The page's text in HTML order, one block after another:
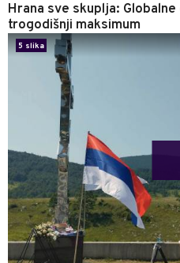
Hrana sve skuplja:
trogodišnji maksimum
5 slika